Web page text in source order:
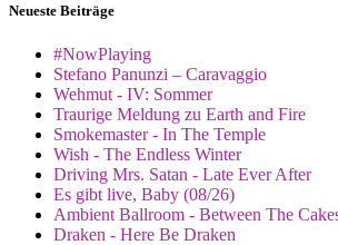
Neueste Beiträge
#NowPlaying
Stefano Panunzi – Caravaggio
Wehmut - IV: Sommer
Traurige Meldung zu Earth and Fire
Smokemaster - In The Temple
Wish - The Endless Winter
Driving Mrs. Satan - Late Ever After
Es gibt live, Baby (08/26)
Ambient Ballroom - Between The
Draken - Here Be Draken